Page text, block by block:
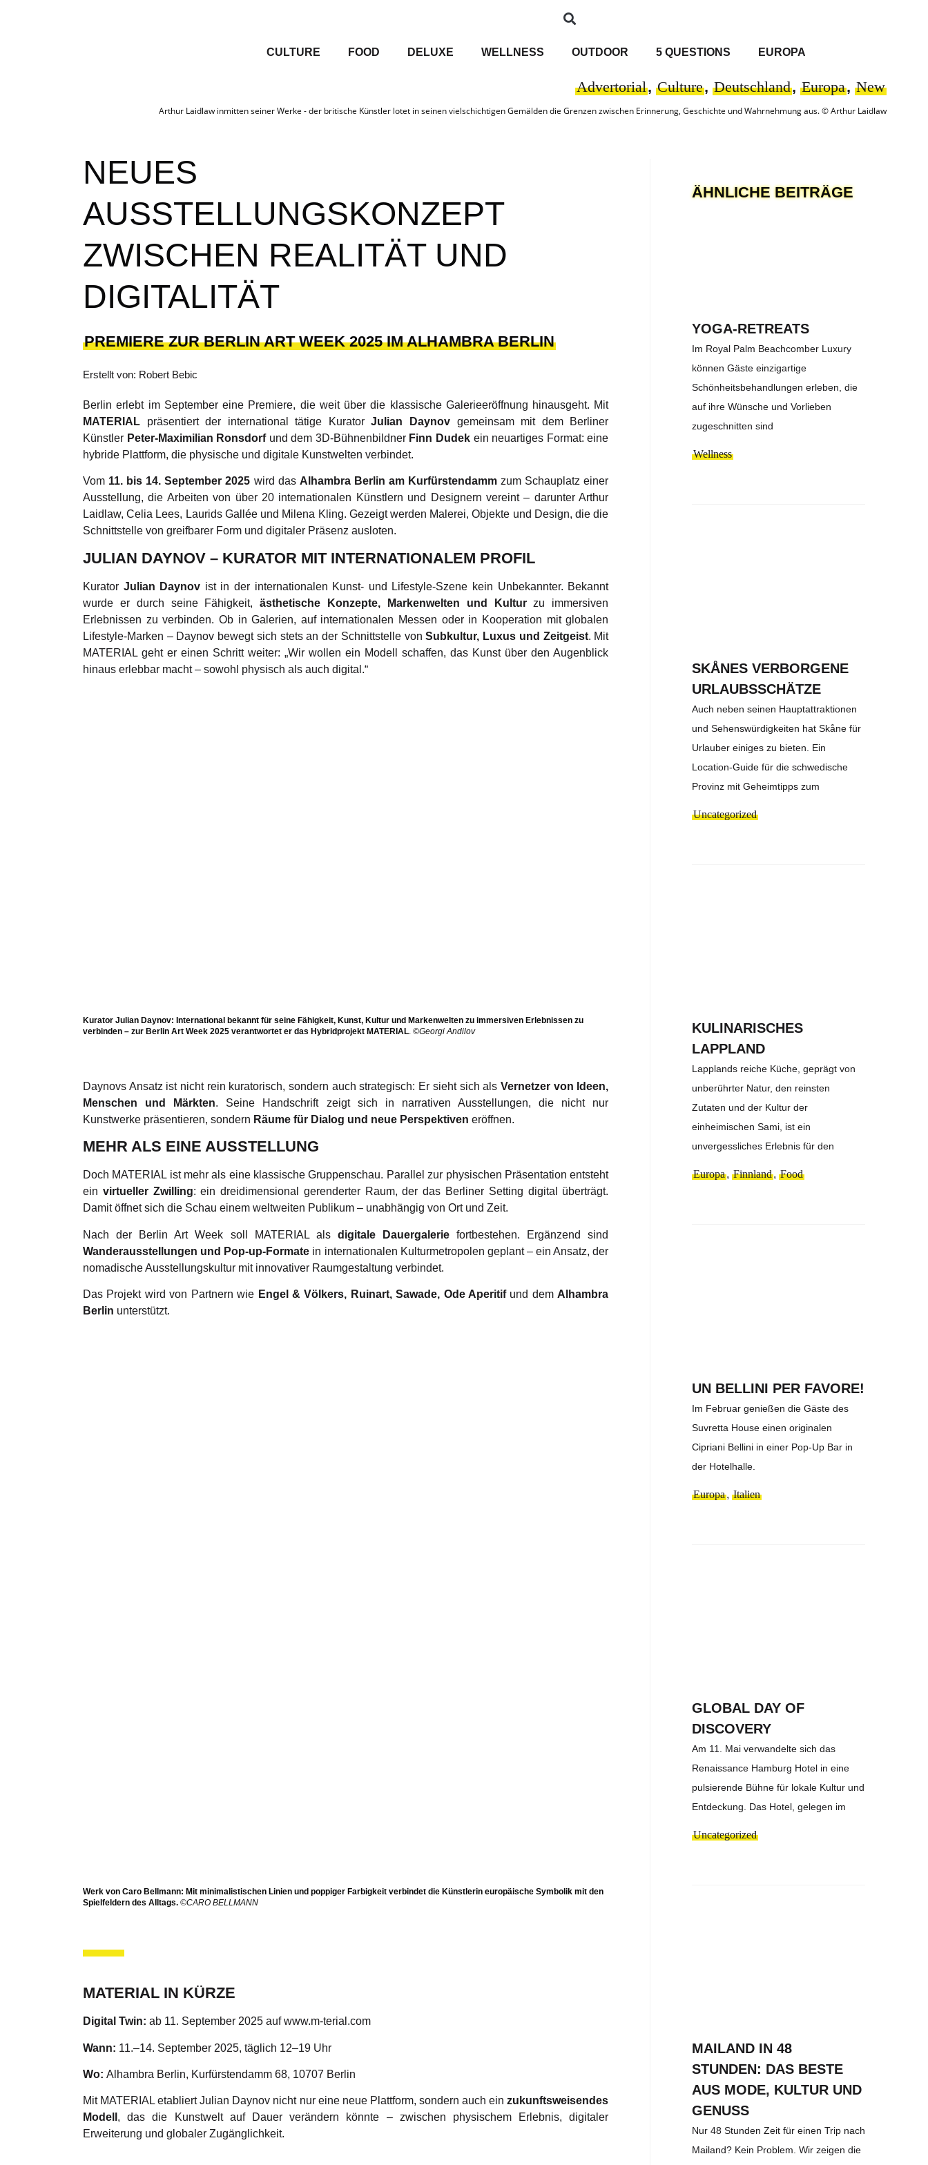
CULTURE FOOD DELUXE WELLNESS OUTDOOR 5 QUESTIONS EUROPA
Advertorial, Culture, Deutschland, Europa, New
Arthur Laidlaw inmitten seiner Werke - der britische Künstler lotet in seinen vielschichtigen Gemälden die Grenzen zwischen Erinnerung, Geschichte und Wahrnehmung aus. © Arthur Laidlaw
NEUES
AUSSTELLUNGSKONZEPT
ZWISCHEN REALITÄT UND
DIGITALITÄT
PREMIERE ZUR BERLIN ART WEEK 2025 IM ALHAMBRA BERLIN
Erstellt von: Robert Bebic
Berlin erlebt im September eine Premiere, die weit über die klassische Galerieeröffnung hinausgeht. Mit
MATERIAL präsentiert der international tätige KuratorJulian Daynov gemeinsam mit dem Berliner
Künstler Peter-Maximilian Ronsdorfund dem 3D-Bühnenbildner Finn Dudek ein neuartiges Format: eine
hybride Plattform, die physische und digitale Kunstwelten verbindet.
Vom 11. bis 14. September 2025 wird das Alhambra Berlin am Kurfürstendamm zum Schauplatz einer
Ausstellung, die Arbeiten von über 20 internationalen Künstlern und Designern vereint – darunter Arthur
Laidlaw, Celia Lees, Laurids Gallée und Milena Kling. Gezeigt werden Malerei, Objekte und Design, die die
Schnittstelle von greifbarer Form und digitaler Präsenz ausloten.
JULIAN DAYNOV – KURATOR MIT INTERNATIONALEM PROFIL
Kurator Julian Daynov ist in der internationalen Kunst- und Lifestyle-Szene kein Unbekannter. Bekannt
wurde er durch seine Fähigkeit,ästhetische Konzepte, Markenwelten und Kulturzu immersiven
Erlebnissen zu verbinden. Ob in Galerien, auf internationalen Messen oder in Kooperation mit globalen
Lifestyle-Marken – Daynov bewegt sich stets an der Schnittstelle vonSubkultur, Luxus und Zeitgeist. Mit
MATERIAL geht er einen Schritt weiter: „Wir wollen ein Modell schaffen, das Kunst über den Augenblick
hinaus erlebbar macht – sowohl physisch als auch digital.“
Kurator Julian Daynov: International bekannt für seine Fähigkeit, Kunst, Kultur und Markenwelten zu immersiven Erlebnissen zu
verbinden – zur Berlin Art Week 2025 verantwortet er das Hybridprojekt MATERIAL ©Georgi Andilov
Daynovs Ansatz ist nicht rein kuratorisch, sondern auch strategisch: Er sieht sich als Vernetzer von Ideen,
Menschen und Märkten. Seine Handschrift zeigt sich in narrativen Ausstellungen, die nicht nur
Kunstwerke präsentieren, sondern Räume für Dialog und neue Perspektiven eröffnen.
MEHR ALS EINE AUSSTELLUNG
Doch MATERIAL ist mehr als eine klassische Gruppenschau. Parallel zur physischen Präsentation entsteht
ein virtueller Zwilling: ein dreidimensional gerenderter Raum, der das Berliner Setting digital überträgt.
Damit öffnet sich die Schau einem weltweiten Publikum – unabhängig von Ort und Zeit.
Nach der Berlin Art Week soll MATERIAL als digitale Dauergaleriefortbestehen. Ergänzend sind
Wanderausstellungen und Pop-up-Formate in internationalen Kulturmetropolen geplant – ein Ansatz, der
nomadische Ausstellungskultur mit innovativer Raumgestaltung verbindet.
Das Projekt wird von Partnern wie Engel & Völkers, Ruinart, Sawade, Ode Aperitifund dem Alhambra
Berlin unterstützt.
Werk von Caro Bellmann: Mit minimalistischen Linien und poppiger Farbigkeit verbindet die Künstlerin europäische Symbolik mit den
Spielfeldern des Alltags. ©CARO BELLMANN
MATERIAL IN KÜRZE
Digital Twin: ab 11. September 2025 aufwww.m-terial.com
Wann: 11.–14. September 2025, täglich 12–19 Uhr
Wo: Alhambra Berlin, Kurfürstendamm 68, 10707 Berlin
Mit MATERIAL etabliert Julian Daynov nicht nur eine neue Plattform, sondern auch einzukunftsweisendes
Modell , das die Kunstwelt auf Dauer verändern könnte – zwischen physischem Erlebnis, digitaler
Erweiterung und globaler Zugänglichkeit.
ÄHNLICHE BEITRÄGE
YOGA-RETREATS
Im Royal Palm Beachcomber Luxury
können Gäste einzigartige
Schönheitsbehandlungen erleben, die
auf ihre Wünsche und Vorlieben
zugeschnitten sind
Wellness
SKÅNES VERBORGENE
URLAUBSSCHÄTZE
Auch neben seinen Hauptattraktionen
und Sehenswürdigkeiten hat Skåne für
Urlauber einiges zu bieten. Ein
Location-Guide für die schwedische
Provinz mit Geheimtipps zum
Uncategorized
KULINARISCHES
LAPPLAND
Lapplands reiche Küche, geprägt von
unberührter Natur, den reinsten
Zutaten und der Kultur der
einheimischen Sami, ist ein
unvergessliches Erlebnis für den
Europa,Finnland,Food
UN BELLINI PER FAVORE!
Im Februar genießen die Gäste des
Suvretta House einen originalen
Cipriani Bellini in einer Pop-Up Bar in
der Hotelhalle.
Europa,Italien
GLOBAL DAY OF
DISCOVERY
Am 11. Mai verwandelte sich das
Renaissance Hamburg Hotel in eine
pulsierende Bühne für lokale Kultur und
Entdeckung. Das Hotel, gelegen im
Uncategorized
MAILAND IN 48
STUNDEN: DAS BESTE
AUS MODE, KULTUR UND
GENUSS
Nur 48 Stunden Zeit für einen Trip nach
Mailand? Kein Problem. Wir zeigen die